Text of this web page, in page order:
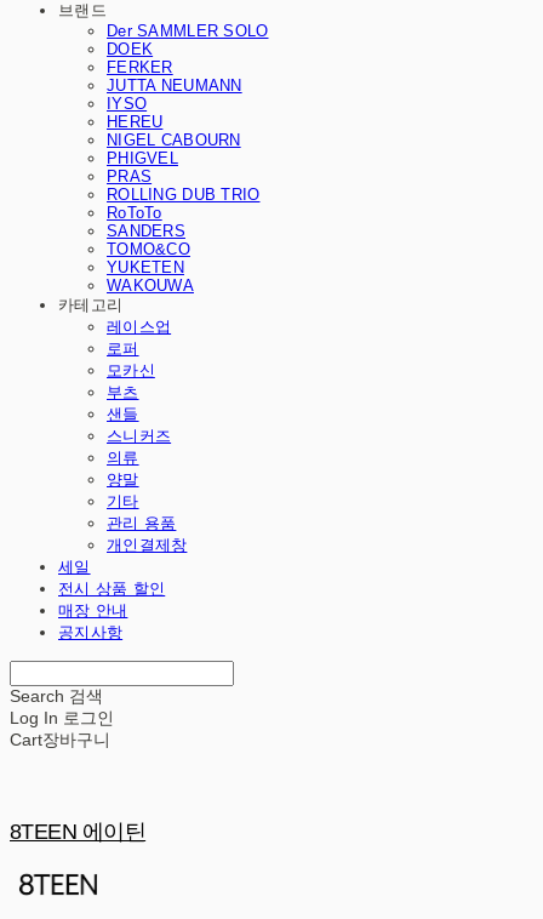
브랜드
Der SAMMLER SOLO
DOEK
FERKER
JUTTA NEUMANN
IYSO
HEREU
NIGEL CABOURN
PHIGVEL
PRAS
ROLLING DUB TRIO
RoToTo
SANDERS
TOMO&CO
YUKETEN
WAKOUWA
카테고리
레이스업
로퍼
모카신
부츠
샌들
스니커즈
의류
양말
기타
관리 용품
개인결제창
세일
전시 상품 할인
매장 안내
공지사항
Search 검색
Log In 로그인
Cart장바구니
8TEEN 에이틴